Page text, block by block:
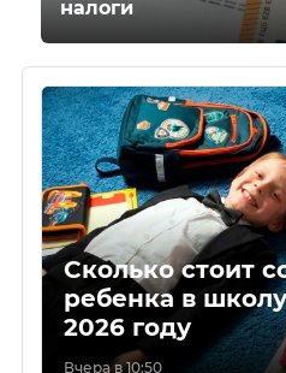
налоги
Сколько стоит
ребенка в
2026 году
Вчера в 10:50